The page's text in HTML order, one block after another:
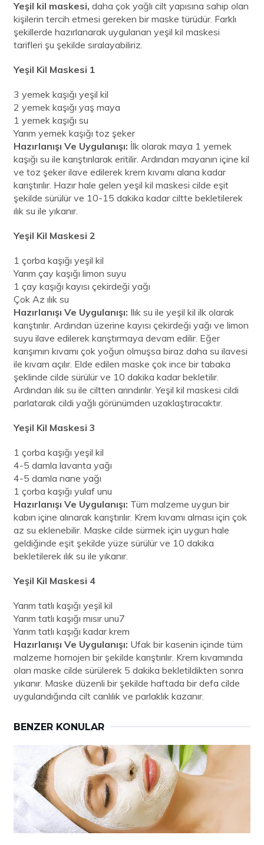
Yeşil kil maskesi, daha çok yağlı cilt yapısına sahip olan
kişilerin tercih etmesi gereken bir maske türüdür. Farklı
şekillerde hazırlanarak uygulanan yeşil kil maskesi
tarifleri şu şekilde sıralayabiliriz.
Yeşil Kil Maskesi 1
3 yemek kaşığı yeşil kil
2 yemek kaşığı yaş maya
1 yemek kaşığı su
Yarım yemek kaşığı toz şeker
Hazırlanışı Ve Uygulanışı: İlk olarak maya 1 yemek
kaşığı su ile karıştırılarak eritilir. Ardından mayanın içine kil
ve toz şeker ilave edilerek krem kıvamı alana kadar
karıştırılır. Hazır hale gelen yeşil kil maskesi cilde eşit
şekilde sürülür ve 10-15 dakika kadar ciltte bekletilerek
ılık su ile yıkanır.
Yeşil Kil Maskesi 2
1 çorba kaşığı yeşil kil
Yarım çay kaşığı limon suyu
1 çay kaşığı kayısı çekirdeği yağı
Çok Az ılık su
Hazırlanışı Ve Uygulanışı: Ilık su ile yeşil kil ilk olarak
karıştırılır. Ardından üzerine kayısı çekirdeği yağı ve limon
suyu ilave edilerek karıştırmaya devam edilir. Eğer
karışımın kıvamı çok yoğun olmuşsa biraz daha su ilavesi
ile kıvam açılır. Elde edilen maske çok ince bir tabaka
şeklinde cilde sürülür ve 10 dakika kadar bekletilir.
Ardından ılık su ile ciltten arındırılır. Yeşil kil maskesi cildi
parlatarak cildi yağlı görünümden uzaklaştıracaktır.
Yeşil Kil Maskesi 3
1 çorba kaşığı yeşil kil
4-5 damla lavanta yağı
4-5 damla nane yağı
1 çorba kaşığı yulaf unu
Hazırlanışı Ve Uygulanışı: Tüm malzeme uygun bir
kabın içine alınarak karıştırılır. Krem kıvamı alması için çok
az su eklenebilir. Maske cilde sürmek için uygun hale
geldiğinde eşit şekilde yüze sürülür ve 10 dakika
bekletilerek ılık su ile yıkanır.
Yeşil Kil Maskesi 4
Yarım tatlı kaşığı yeşil kil
Yarım tatlı kaşığı mısır unu7
Yarım tatlı kaşığı kadar krem
Hazırlanışı Ve Uygulanışı: Ufak bir kasenin içinde tüm
malzeme homojen bir şekilde karıştırılır. Krem kıvamında
olan maske cilde sürülerek 5 dakika bekletildikten sonra
yıkanır. Maske düzenli bir şekilde haftada bir defa cilde
uygulandığında cilt canlılık ve parlaklık kazanır.
BENZER KONULAR